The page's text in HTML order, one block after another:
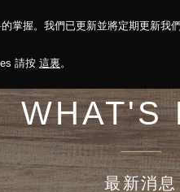
掌握。我們已更新並將定期更新我
請按 這裏。
永續報告 投資人關係
WHAT'S
最新消息